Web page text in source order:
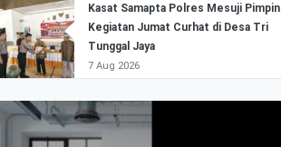
Kasat Samapta Polres Mesuji Pimpin
Kegiatan Jumat Curhat di Desa Tri
Tunggal Jaya
7 Aug 2026